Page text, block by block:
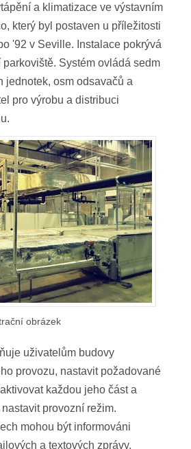
a klimatizace ve výstavním
který byl postaven u příležitosti
'92 v Seville. Instalace pokrývá
Systém ovládá sedm
jednotek, osm odsavačů a
pro výrobu a distribuci
obrázek
uživatelům budovy
provozu, nastavit požadované
každou jeho část a
provozní režim.
mohou být informováni
a textových zprávy.